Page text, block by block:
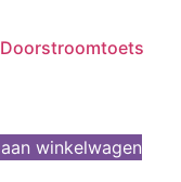
winkelwagen